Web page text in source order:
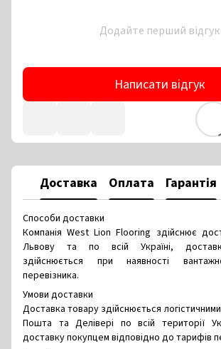
Додайте перший відгук
Написати відгук
Доставка Оплата Гарантія
Способи доставки
Компанія West Lion Flooring здійснює
Львову та по всій Україні,
здійснюється при наявності
перевізника.
Умови доставки
Доставка товару здійснюється
Пошта та Делівері по всій території
доставку покупцем відповідно до тарифів